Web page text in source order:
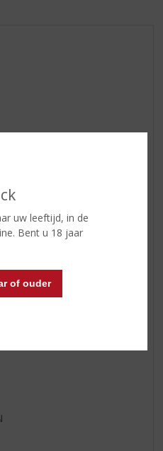
uw leeftijd, in de
Bent u 18 jaar
of ouder